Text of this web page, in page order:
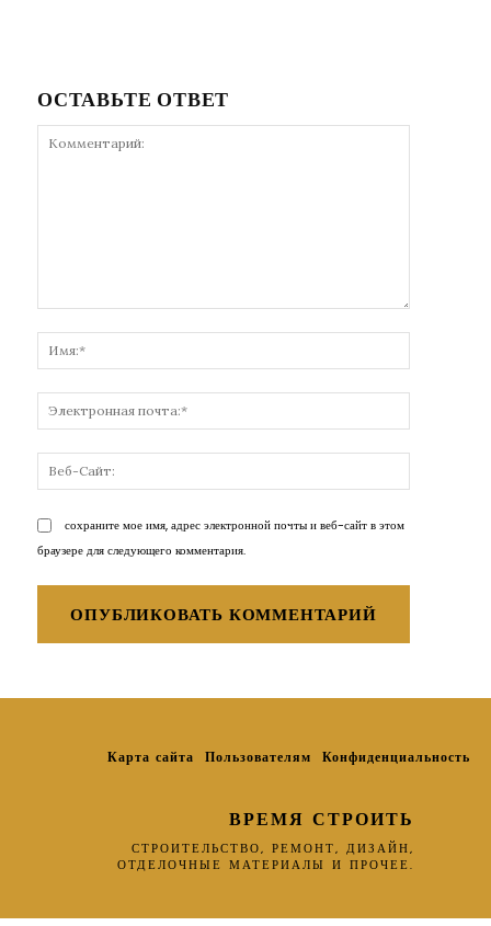
ОСТАВЬТЕ ОТВЕТ
почта:*
Сайт:
сохраните мое имя, адрес электронной почты и веб-сайт в этом
браузере для следующего комментария.
Карта сайта Пользователям Конфиденциальность
ВРЕМЯ СТРОИТЬ
СТРОИТЕЛЬСТВО, РЕМОНТ, ДИЗАЙН,
ОТДЕЛОЧНЫЕ МАТЕРИАЛЫ И ПРОЧЕЕ.